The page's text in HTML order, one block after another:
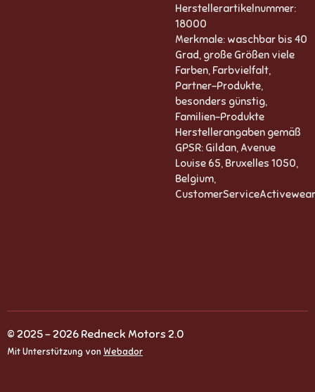
Herstellerartikelnummer:
18000
Merkmale: waschbar bis 40
Grad, große Größen viele
Farben, Farbvielfalt,
Partner-Produkte,
besonders günstig,
Familien-Produkte
Herstellerangaben gemäß
GPSR: Gildan, Avenue
Louise 65, Bruxelles 1050,
Belgium,
© 2025 - 2026 Redneck Motors 2.0
Mit Unterstützung von Webador